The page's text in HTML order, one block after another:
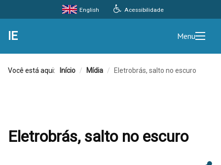
Acessibilidade
English
IE Menu
Você está aqui: Início / Mídia / Eletrobrás, salto no escuro
Eletrobrás, salto no escuro